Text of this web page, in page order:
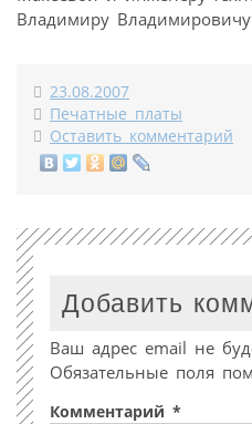
Владимиру
23.08.2007
Печатные платы
Оставить комментарий
Добавить
Ваш адрес email не
Обязательные поля
Комментарий *